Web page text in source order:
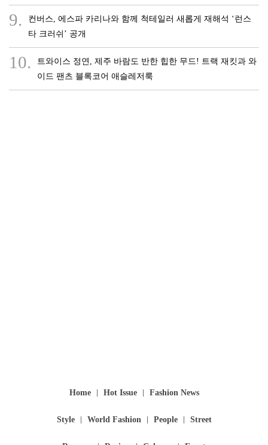
9.
컨버스, 에스파 카리나와 함께 척테일러 새롭게 재해석 ‘런스
타 크러쉬’ 공개
10.
트와이스 정연, 제주 바람도 반한 힙한 무드! 트랙 재킷과 와
이드 팬츠 블록코어 애슬레저룩
Home Hot Issue Fashion News
Style World Fashion People Street